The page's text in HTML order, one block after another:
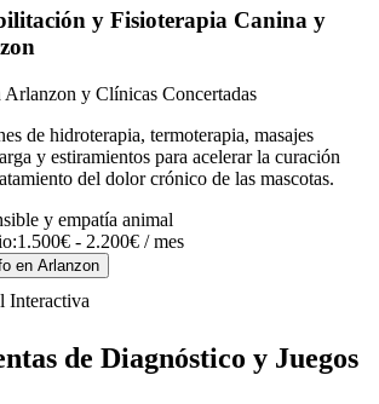
y Fisioterapia Canina y
Arlanzon y Clínicas Concertadas
de hidroterapia, termoterapia, masajes
y estiramientos para acelerar la curación
del dolor crónico de las mascotas.
y empatía animal
1.500€ - 2.200€ / mes
en Arlanzon
Interactiva
de Diagnóstico y Juegos